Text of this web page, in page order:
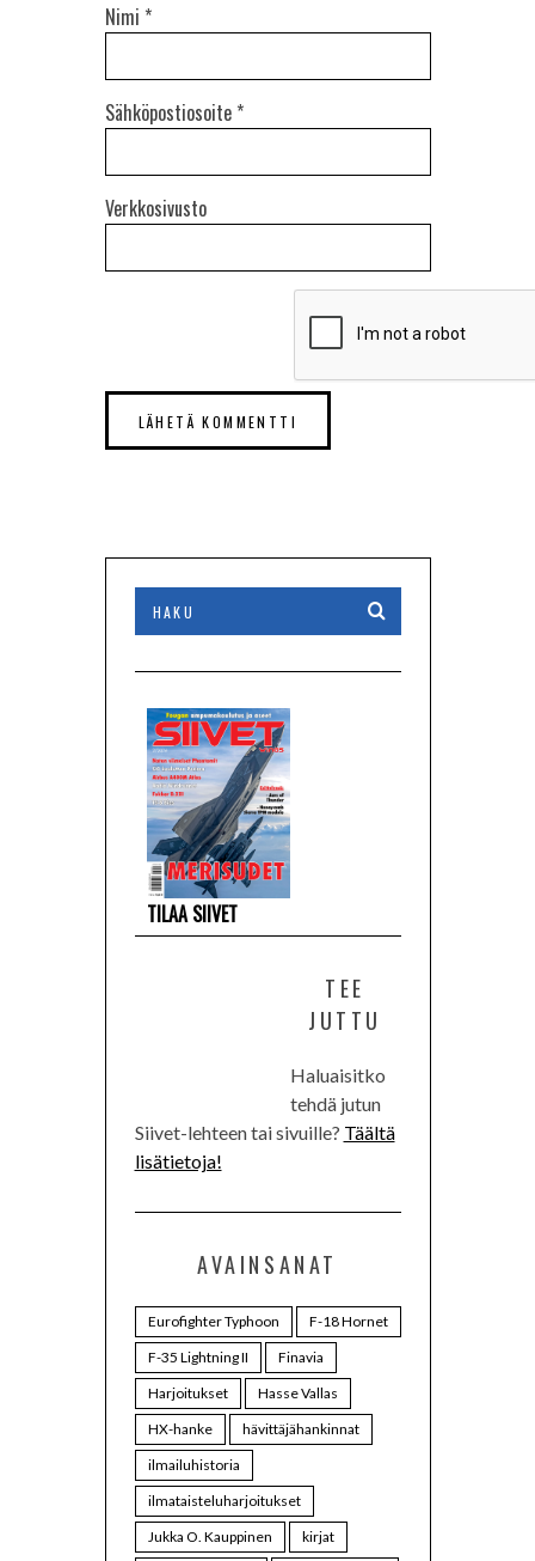
Nimi *
Sähköpostiosoite *
Verkkosivusto
TILAA SIIVET
TEE
JUTTU
Haluaisitko
tehdä jutun
Siivet-lehteen tai sivuille? Täältä
lisätietoja!
AVAINSANAT
Eurofighter Typhoon
F-18 Hornet
F-35 Lightning II
Finavia
Harjoitukset
Hasse Vallas
HX-hanke
hävittäjähankinnat
ilmailuhistoria
ilmataisteluharjoitukset
Jukka O. Kauppinen
kirjat